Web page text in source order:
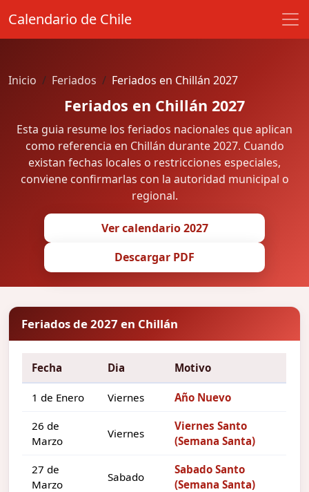
Calendario de Chile
Inicio Feriados Feriados en Chillán 2027
Feriados en Chillán 2027
Esta guia resume los feriados nacionales que aplican
como referencia en Chillán durante 2027. Cuando
existan fechas locales o restricciones especiales,
conviene confirmarlas con la autoridad municipal o
regional.
Ver calendario 2027
Descargar PDF
Feriados de 2027 en Chillán
Fecha Dia Motivo
1 de Enero Viernes Año Nuevo
26 de
Marzo
Viernes
Viernes Santo
(Semana Santa)
27 de
Marzo
Sabado
Sabado Santo
(Semana Santa)